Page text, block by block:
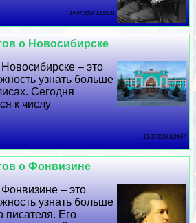
14 07 2026 13:59:31
о Новосибирске
– это
узнать больше
Сегодня
к числу
13 07 2026 8:24:57
о Фонвизине
– это
узнать больше
писателя. Его